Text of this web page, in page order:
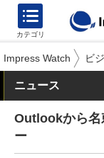
カテゴリ
Impress Watch ビ
ニュース
Outlookから名
ー